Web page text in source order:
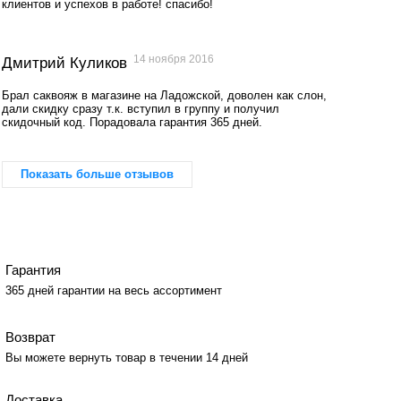
клиентов и успехов в работе! спасибо!
Дмитрий Куликов 14 ноября 2016
Брал саквояж в магазине на Ладожской, доволен как слон,
дали скидку сразу т.к. вступил в группу и получил
скидочный код. Порадовала гарантия 365 дней.
Показать больше отзывов
Гарантия
365 дней гарантии на весь ассортимент
Возврат
Вы можете вернуть товар в течении 14 дней